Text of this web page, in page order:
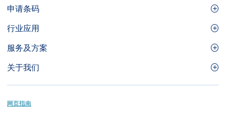
Footer
Site
Menu
申请条码
GS1条码
实用工具及资源
行业应用
食品及餐饮服务
运输及物流
服务及方案
品牌保护
关于我们
关于香港货品编码协会
业界应用的标准
Footer
网页指南